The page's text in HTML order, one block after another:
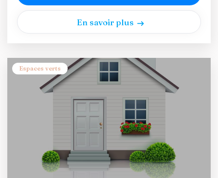
En savoir plus
Espaces verts